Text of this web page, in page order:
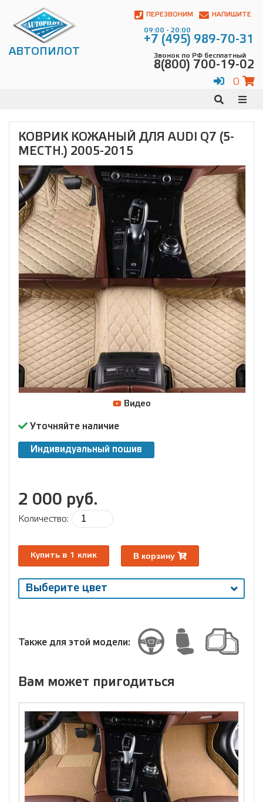
АВТОПИЛОТ
ПЕРЕЗВОНИМ НАПИШИТЕ
09:00 - 20:00
+7 (495) 989-70-31
Звонок по РФ бесплатный
8(800) 700-19-02
0
КОВРИК КОЖАНЫЙ ДЛЯ AUDI Q7 (5-
МЕСТН.) 2005-2015
Уточняйте наличие
Индивидуальный пошив
2 000 руб.
Количество:
Купить в 1 клик В корзину
Видео
Выберите цвет
Выберите
Также для этой модели:
Вам может пригодиться
Контакты:
Адрес:
Чагинская
700-
Телефон:+7
(495)
989-
Электронная
почта:
info@avtopilot1.ru